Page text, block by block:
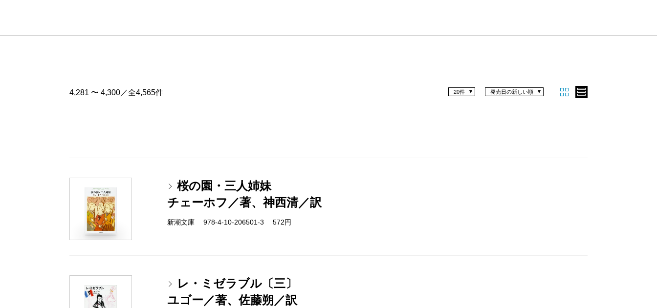
4,281 〜 4,300／全4,565件 発売日の新しい順
20件
桜の園・三人姉妹
チェーホフ／著、神西清／訳
新潮文庫 978-4-10-206501-3 572円
レ・ミゼラブル〔三〕
ユゴー／著、佐藤朔／訳